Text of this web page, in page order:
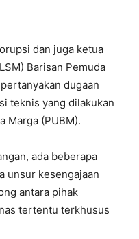
dan juga ketua
Barisan Pemuda
dugaan
teknis yang dilakukan
Marga (PUBM).
ada beberapa
unsur kesengajaan
antara pihak
tertentu terkhusus